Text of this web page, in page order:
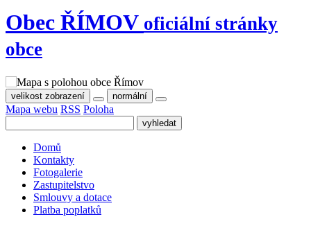
Obec ŘÍMOV oficiální stránky
obce
velikost zobrazení normální
Mapa webu RSS Poloha
Domů
Kontakty
Fotogalerie
Zastupitelstvo
Smlouvy a dotace
Platba poplatků